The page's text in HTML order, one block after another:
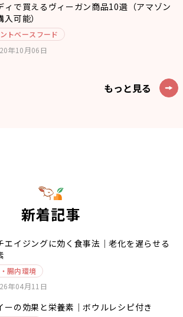
ィで買えるヴィーガン商品10選（アマゾン
入可能）
トベースフード
年10月06日
もっと見る
新着記事
エイジングに効く食事法｜老化を遅らせる
腸内環境
年04月11日
ーの効果と栄養素｜ボウルレシピ付き